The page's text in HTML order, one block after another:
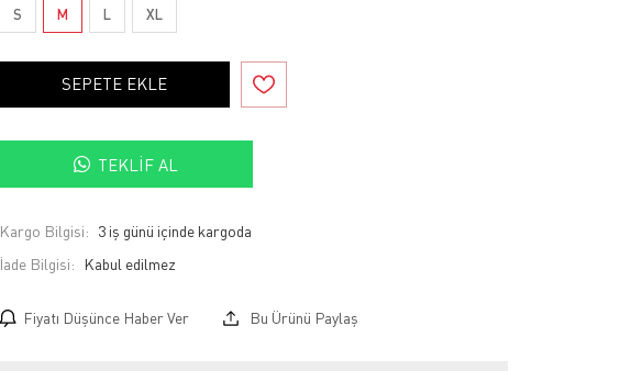
S M L XL
SEPETE EKLE
TEKLIF AL
Kargo Bilgisi: 3 iş günü içinde kargoda
İade Bilgisi:
Fiyatı Düşünce Haber Ver Bu Ürünü Paylaş